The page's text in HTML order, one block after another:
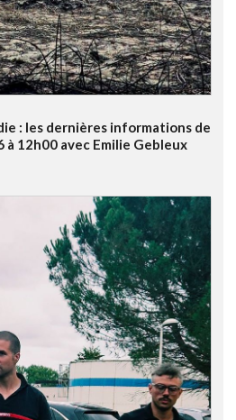
: les dernières informations de
12h00 avec Emilie Gebleux